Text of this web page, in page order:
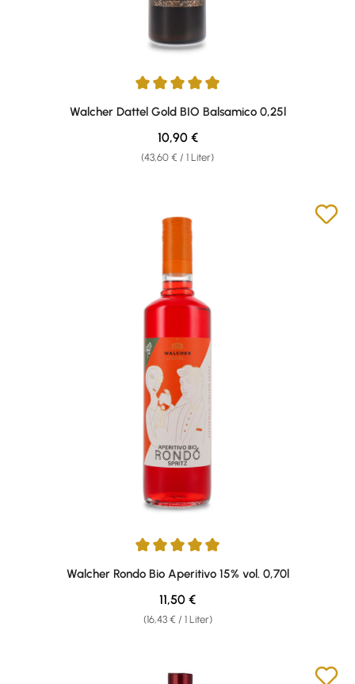
Durchschnittliche Bewertung von 4.89 von 5 Sternen
Walcher Dattel Gold BIO Balsamico 0,25l
(43,60 € / 1 Liter)
Regulärer Preis:
10,90 €
Durchschnittliche Bewertung von 4.95 von 5 Sternen
Walcher Rondo Bio Aperitivo 15% vol. 0,70l
(16,43 € / 1 Liter)
Regulärer Preis:
11,50 €